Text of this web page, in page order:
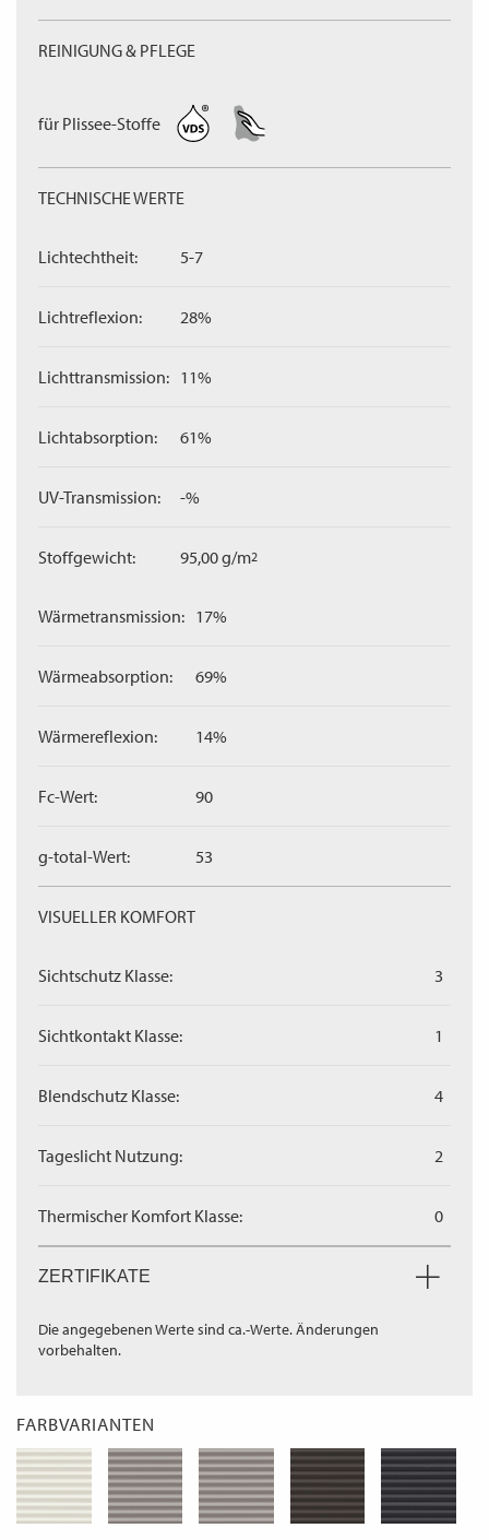
REINIGUNG & PFLEGE
für Plissee-Stoffe
TECHNISCHE WERTE
Lichtechtheit: 5-7
Lichtreflexion: 28%
Lichttransmission: 11%
Lichtabsorption: 61%
UV-Transmission: -%
Stoffgewicht: 95,00 g/m2
Wärmetransmission: 17%
Wärmeabsorption: 69%
Wärmereflexion: 14%
Fc-Wert: 90
g-total-Wert: 53
VISUELLER KOMFORT
Sichtschutz Klasse: 3
Sichtkontakt Klasse: 1
Blendschutz Klasse: 4
Tageslicht Nutzung: 2
Thermischer Komfort Klasse: 0
ZERTIFIKATE
Die angegebenen Werte sind ca.-Werte. Änderungen
vorbehalten.
FARBVARIANTEN